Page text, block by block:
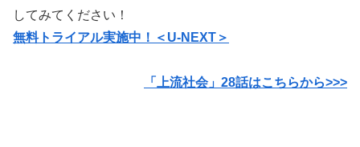
してみてください！
無料トライアル実施中！＜U-NEXT＞
「上流社会」28話はこちらから>>>